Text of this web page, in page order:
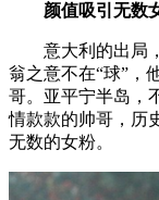
颜值吸引无数
意大利的出局，
翁之意不在“球”，
哥。亚平宁半岛，
情款款的帅哥，历
无数的女粉。